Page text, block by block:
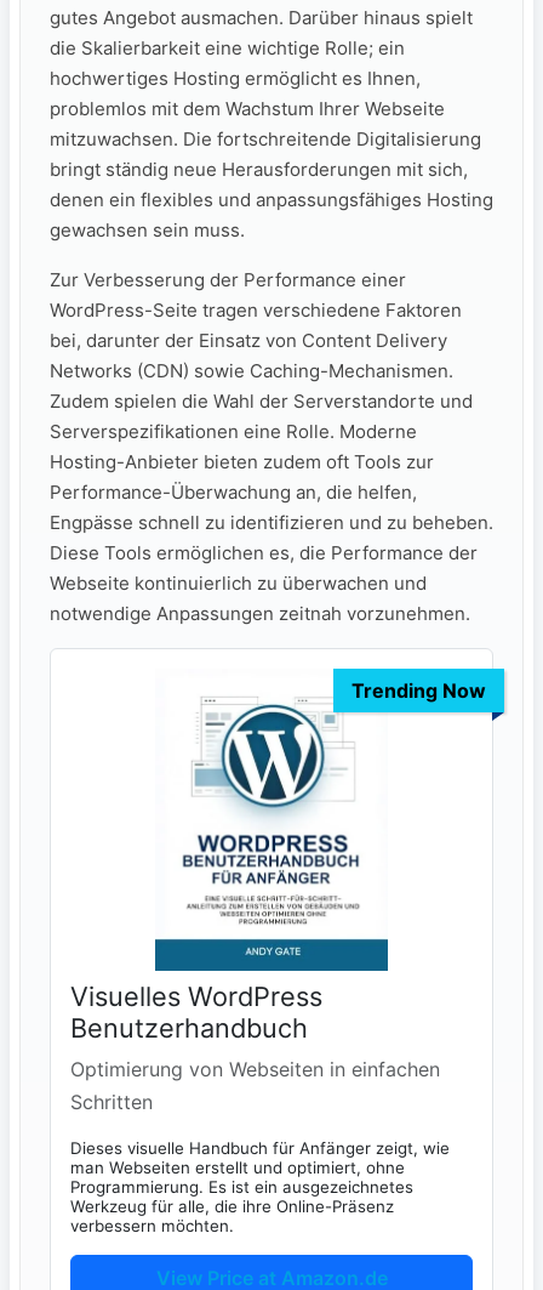
gutes Angebot ausmachen. Darüber hinaus spielt
die Skalierbarkeit eine wichtige Rolle; ein
hochwertiges Hosting ermöglicht es Ihnen,
problemlos mit dem Wachstum Ihrer Webseite
mitzuwachsen. Die fortschreitende Digitalisierung
bringt ständig neue Herausforderungen mit sich,
denen ein flexibles und anpassungsfähiges Hosting
gewachsen sein muss.
Zur Verbesserung der Performance einer
WordPress-Seite tragen verschiedene Faktoren
bei, darunter der Einsatz von Content Delivery
Networks (CDN) sowie Caching-Mechanismen.
Zudem spielen die Wahl der Serverstandorte und
Serverspezifikationen eine Rolle. Moderne
Hosting-Anbieter bieten zudem oft Tools zur
Performance-Überwachung an, die helfen,
Engpässe schnell zu identifizieren und zu beheben.
Diese Tools ermöglichen es, die Performance der
Webseite kontinuierlich zu überwachen und
notwendige Anpassungen zeitnah vorzunehmen.
Trending Now
Visuelles WordPress
Benutzerhandbuch
Optimierung von Webseiten in einfachen
Schritten
Dieses visuelle Handbuch für Anfänger zeigt, wie
man Webseiten erstellt und optimiert, ohne
Programmierung. Es ist ein ausgezeichnetes
Werkzeug für alle, die ihre Online-Präsenz
verbessern möchten.
View Price at Amazon.de